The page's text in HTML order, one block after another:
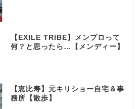
【EXILE TRIBE】メンプロって
何？と思ったら…【メンディー】
【恵比寿】元キリショー自宅＆事
務所【散歩】